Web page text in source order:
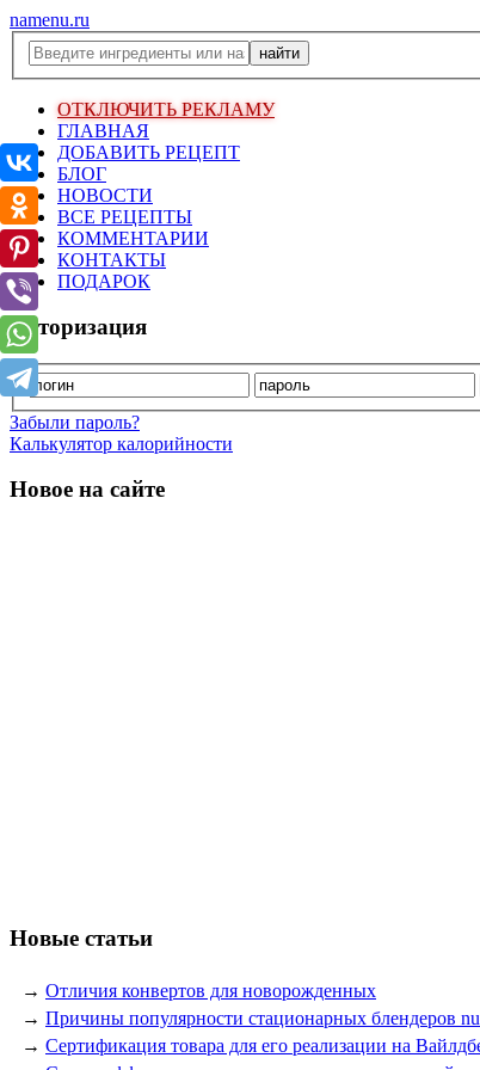
namenu.ru
ОТКЛЮЧИТЬ РЕКЛАМУ
ГЛАВНАЯ
ДОБАВИТЬ РЕЦЕПТ
БЛОГ
НОВОСТИ
ВСЕ РЕЦЕПТЫ
КОММЕНТАРИИ
КОНТАКТЫ
ПОДАРОК
Авторизация
Забыли пароль?
Калькулятор калорийности
Новое на сайте
Новые статьи
→ Отличия конвертов для новорожденных
→ Причины популярности стационарных блендеров
→ Сертификация товара для его реализации на